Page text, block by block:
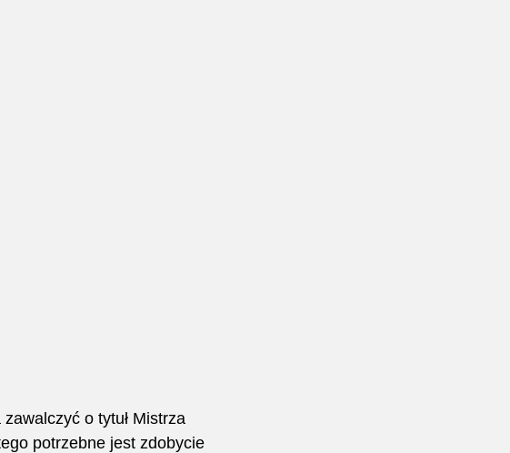
o tytuł Mistrza
potrzebne jest zdobycie